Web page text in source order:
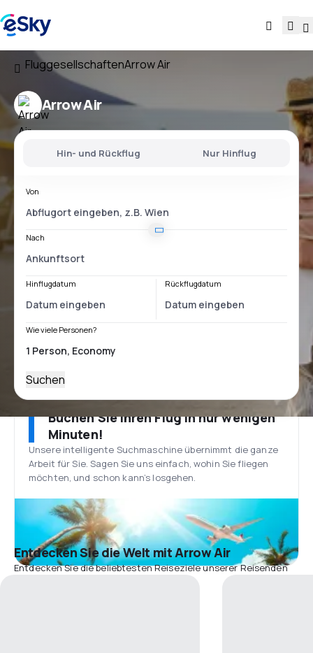
FluggesellschaftenArrow Air
Arrow Air
Hin- und Rückflug Nur Hinflug
Von
Nach
Hinflugdatum Rückflugdatum
Wie viele Personen?
Suchen
Buchen Sie Ihren Flug in nur wenigen
Minuten!
Unsere intelligente Suchmaschine übernimmt die ganze
Arbeit für Sie. Sagen Sie uns einfach, wohin Sie fliegen
möchten, und schon kann’s losgehen.
Entdecken Sie die Welt mit Arrow Air
Entdecken Sie die beliebtesten Reiseziele unserer Reisenden